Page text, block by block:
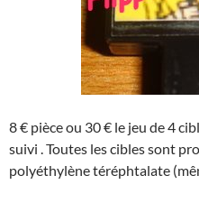
8 € pièce ou 30 € le jeu de 4
suivi . Toutes les cibles sont
polyéthylène téréphtalate